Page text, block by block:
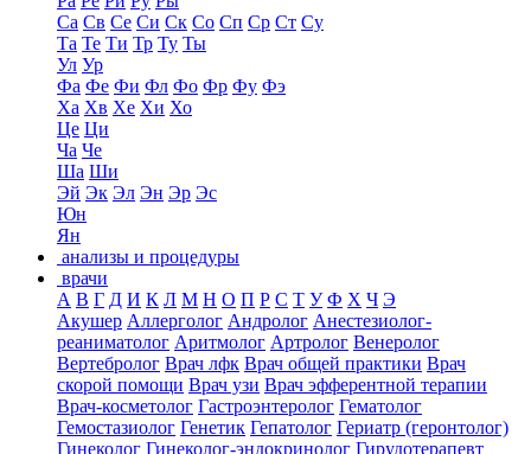
Са Св Се Си Ск Со Сп Ср Ст Су
Та Те Ти Тр Ту Ты
Ул Ур
Фа Фе Фи Фл Фо Фр Фу Фэ
Ха Хв Хе Хи Хо
Це Ци
Ча Че
Ша Ши
Эй Эк Эл Эн Эр Эс
Юн
Ян
анализы и процедуры
врачи
А В Г Д И К Л М Н О П Р С Т У Ф Х Ч Э
Акушер Аллерголог Андролог Анестезиолог-
реаниматолог Аритмолог Артролог Венеролог
Вертебролог Врач лфк Врач общей практики Врач
скорой помощи Врач узи Врач эфферентной терапии
Врач-косметолог Гастроэнтеролог Гематолог
Гемостазиолог Генетик Гепатолог Гериатр (геронтолог)
Гинеколог Гинеколог-эндокринолог Гирудотерапевт